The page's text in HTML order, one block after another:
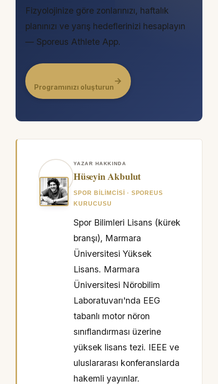
Fizyolojinize göre zonlarınızı, haftalık
planınızı ve yarış hedeflerinizi hesaplayın
— Sporeus Athlete App.
Programınızı oluşturun
→
YAZAR HAKKINDA
Hüseyin Akbulut
SPOR BILIMCISI · SPOREUS
KURUCUSU
Spor Bilimleri Lisans (kürek
branşı), Marmara
Üniversitesi Yüksek
Lisans. Marmara
Üniversitesi Nörobilim
Laboratuvarı'nda EEG
tabanlı motor nöron
sınıflandırması üzerine
yüksek lisans tezi. IEEE ve
uluslararası konferanslarda
hakemli yayınlar.